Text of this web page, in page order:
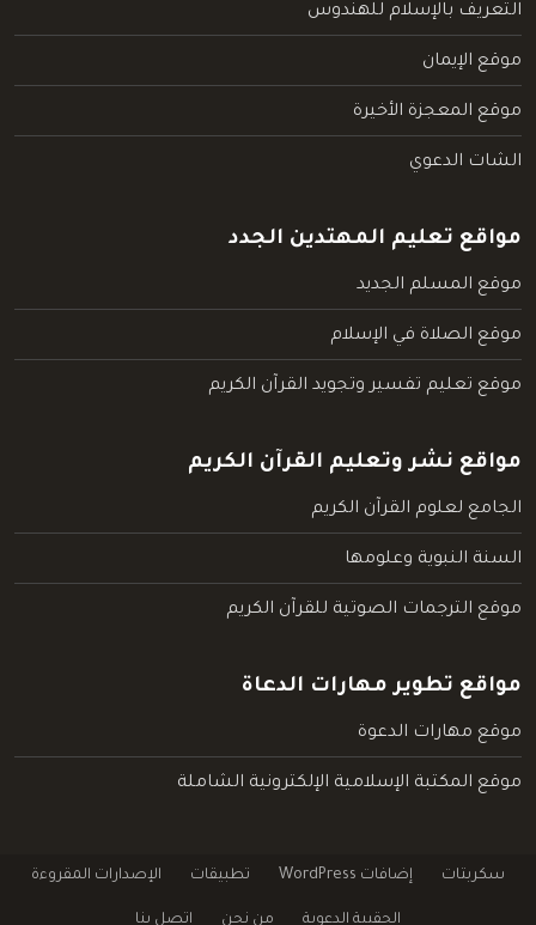
التعريف بالإسلام للهندوس
موقع الإيمان
موقع المعجزة الأخيرة
الشات الدعوي
مواقع تعليم المهتدين الجدد
موقع المسلم الجديد
موقع الصلاة في الإسلام
موقع تعليم تفسير وتجويد القرآن الكريم
مواقع نشر وتعليم القرآن الكريم
الجامع لعلوم القرآن الكريم
السنة النبوية وعلومها
موقع الترجمات الصوتية للقرآن الكريم
مواقع تطوير مهارات الدعاة
موقع مهارات الدعوة
موقع المكتبة الإسلامية الإلكترونية الشاملة
سكربتات إضافات WordPress تطبيقات الإصدارات المقروءة
الحقيبة الدعوية من نحن اتصل بنا